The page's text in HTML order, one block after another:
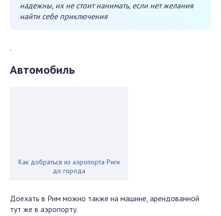
надежны, их не стоит нанимать, если нет желания
найти себе приключения
.
Автомобиль
Как добраться из аэропорта Риги
до города
Доехать в Рим можно также на машине, арендованной
тут же в аэропорту.